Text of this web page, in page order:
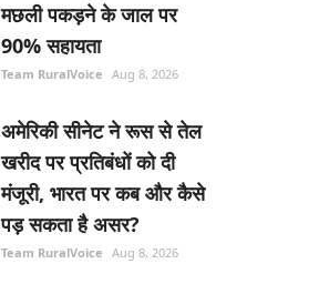
मछली पकड़ने के जाल पर
90% सहायता
Team RuralVoice Aug 8, 2026
अमेरिकी सीनेट ने रूस से तेल
खरीद पर प्रतिबंधों को दी
मंजूरी, भारत पर कब और कैसे
पड़ सकता है असर?
Team RuralVoice Aug 8, 2026